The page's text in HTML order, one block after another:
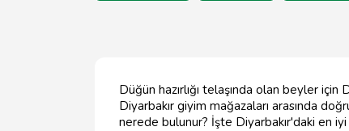
Düğün hazırlığı telaşında olan beyler
Diyarbakır giyim mağazaları arasında
nerede bulunur? İşte Diyarbakır'daki en